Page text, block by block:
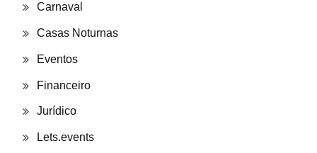
Carnaval
Casas Noturnas
Eventos
Financeiro
Jurídico
Lets.events